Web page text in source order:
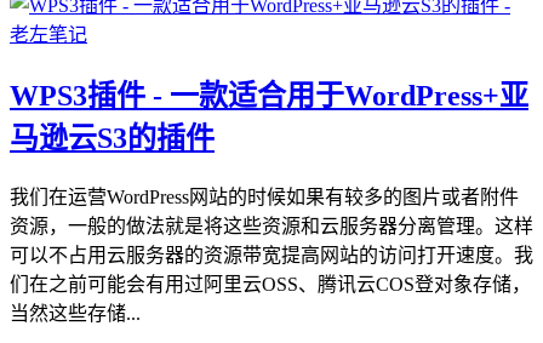
WPS3插件 - 一款适合用于WordPress+亚
马逊云S3的插件
我们在运营WordPress网站的时候如果有较多的图片或者附件
资源，一般的做法就是将这些资源和云服务器分离管理。这样
可以不占用云服务器的资源带宽提高网站的访问打开速度。我
们在之前可能会有用过阿里云OSS、腾讯云COS登对象存储，
当然这些存储...